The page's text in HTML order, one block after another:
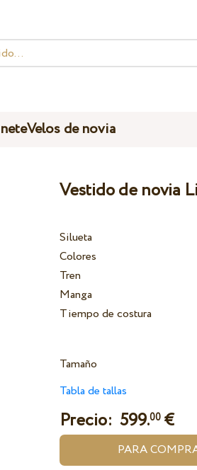
Velos de novia
Vestido de novia
Silueta
Colores
Tren
Manga
Tiempo de costura
Tamaño
Tabla de tallas
Precio: 599.00 €